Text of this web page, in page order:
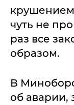
чуть не
раз все
образом.
В
об аварии,